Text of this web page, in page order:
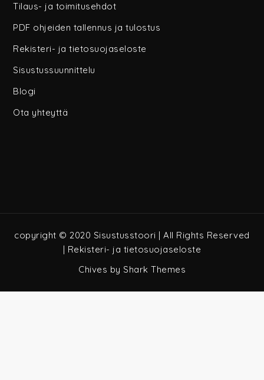
Tilaus- ja toimitusehdot
PDF ohjeiden tallennus ja tulostus
Rekisteri- ja tietosuojaseloste
Sisustussuunnittelu
Blogi
Ota yhteyttä
copyright © 2020 Sisustusstoori | All Rights Reserved
| Rekisteri- ja tietosuojaseloste
Chives by Shark Themes